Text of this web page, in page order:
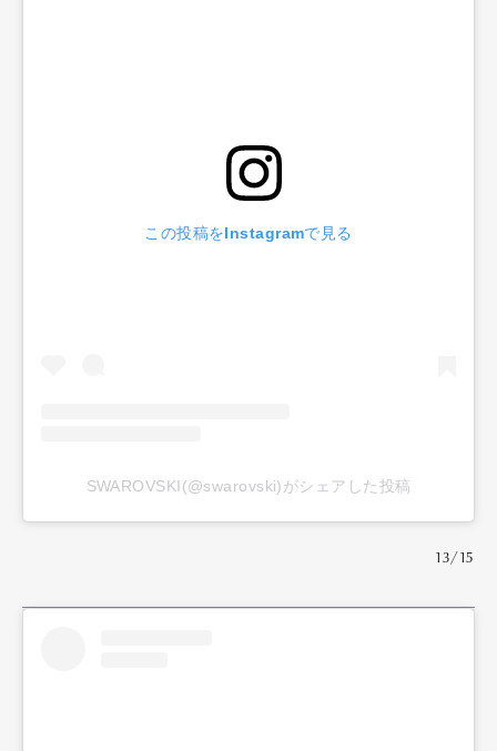
この投稿をInstagramで見る
SWAROVSKI(@swarovski)がシェアした投稿
13/15